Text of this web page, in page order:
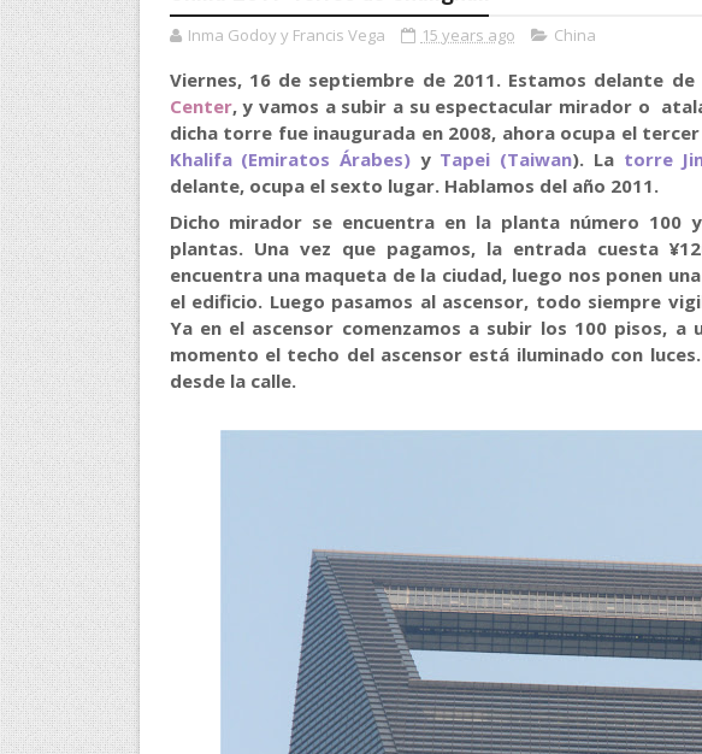
Inma Godoy y Francis Vega 15 years ago China
Viernes, 16 de septiembre de 2011. Estamos delante
Center, y vamos a subir a su espectacular mirador o
dicha torre fue inaugurada en 2008, ahora ocupa el
Khalifa (Emiratos Árabes)y Tapei (Taiwan). Latorre
delante, ocupa el sexto lugar. Hablamos del año 2011.
Dicho mirador se encuentra en la planta número
plantas. Una vez que pagamos, la entrada cuesta
encuentra una maqueta de la ciudad, luego nos ponen
el edificio. Luego pasamos al ascensor, todo siempre
Ya en el ascensor comenzamos a subir los 100 pisos,
momento el techo del ascensor está iluminado con
desde la calle.